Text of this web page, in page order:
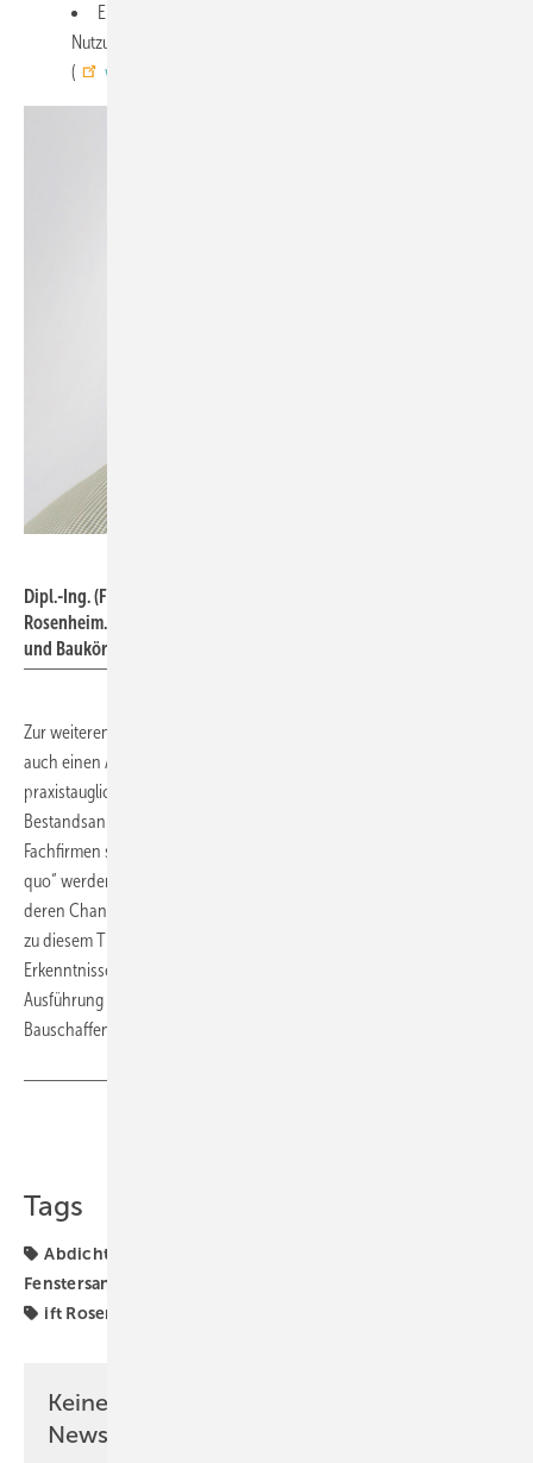
Einen Überblick über die Fördermittel und deren einfache
Nutzung (Antrag) bietet der VFF-Fördermittelassistent
(
www.fenster-können-mehr.de/foerdermittel-assistent
Dipl.-Ing. (FH) Martin Heßler ist seit 2005 Mitarbeiter am ift
Rosenheim. Er arbeitet als Projektingenieur im Bereich Montage
und Baukörperanschlüsse
Zur weiteren Unterstützung und Förderung hat das ift Rosenheim nun
auch einen Arbeitskreis gegründet, in dem innovative und
praxistaugliche Montagesysteme und -techniken für die
Bestandsanierung entwickelt werden sollen, bei dem interessierte
Fachfirmen sich beteiligen können. Neben Recherchen zum „Status
quo“ werden innovative Varianten zum Fenstertausch untersucht und
deren Chancen und Risiken aufgezeigt. Es wird ein Forschungsprojekt
zu diesem Thema beantragt, dessen Ergebnisse – die neuen
Erkenntnisse, Anforderungen und Hinweise zur fachgerechten
Ausführung der Fenstermontage im Bestand – dann allen
Bauschaffenden zur Verfügung stehen werden.
Tags
Abdichtung
Fenstersanierung
ift Rosenheim
Keine Zeit? Kein Problem mit dem GW
Newsletter!